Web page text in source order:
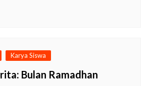
Karya Siswa
Bulan Ramadhan